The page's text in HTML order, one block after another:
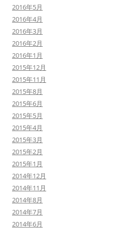
2016年5月
2016年4月
2016年3月
2016年2月
2016年1月
2015年12月
2015年11月
2015年8月
2015年6月
2015年5月
2015年4月
2015年3月
2015年2月
2015年1月
2014年12月
2014年11月
2014年8月
2014年7月
2014年6月